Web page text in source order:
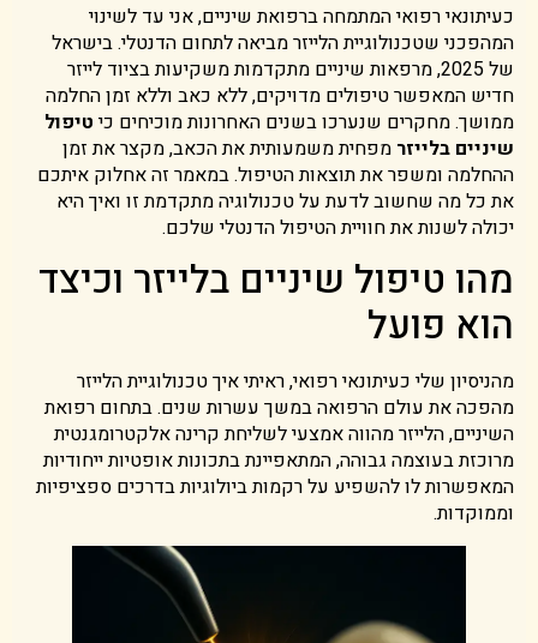
כעיתונאי רפואי המתמחה ברפואת שיניים, אני עד לשינוי
המהפכני שטכנולוגיית הלייזר מביאה לתחום הדנטלי. בישראל
של 2025, מרפאות שיניים מתקדמות משקיעות בציוד לייזר
חדיש המאפשר טיפולים מדויקים, ללא כאב וללא זמן החלמה
ממושך. מחקרים שנערכו בשנים האחרונות מוכיחים כי טיפול
שיניים בלייזר מפחית משמעותית את הכאב, מקצר את זמן
ההחלמה ומשפר את תוצאות הטיפול. במאמר זה אחלוק איתכם
את כל מה שחשוב לדעת על טכנולוגיה מתקדמת זו ואיך היא
יכולה לשנות את חוויית הטיפול הדנטלי שלכם.
מהו טיפול שיניים בלייזר וכיצד
הוא פועל
מהניסיון שלי כעיתונאי רפואי, ראיתי איך טכנולוגיית הלייזר
מהפכה את עולם הרפואה במשך עשרות שנים. בתחום רפואת
השיניים, הלייזר מהווה אמצעי לשליחת קרינה אלקטרומגנטית
מרוכזת בעוצמה גבוהה, המתאפיינת בתכונות אופטיות ייחודיות
המאפשרות לו להשפיע על רקמות ביולוגיות בדרכים ספציפיות
וממוקדות.